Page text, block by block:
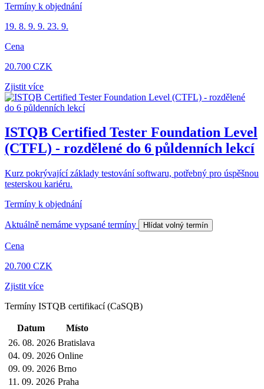
Termíny k objednání
19. 8. 9. 9. 23. 9.
Cena
20.700 CZK
Zjistit více
ISTQB Certified Tester Foundation Level
(CTFL) - rozdělené do 6 půldenních lekcí
Kurz pokrývající základy testování softwaru, potřebný pro úspěšnou
testerskou kariéru.
Termíny k objednání
Aktuálně nemáme vypsané termíny Hlídat volný termín
Cena
20.700 CZK
Zjistit více
Termíny ISTQB certifikací (CaSQB)
Datum
Místo
26. 08. 2026 Bratislava
04. 09. 2026 Online
09. 09. 2026 Brno
11. 09. 2026 Praha